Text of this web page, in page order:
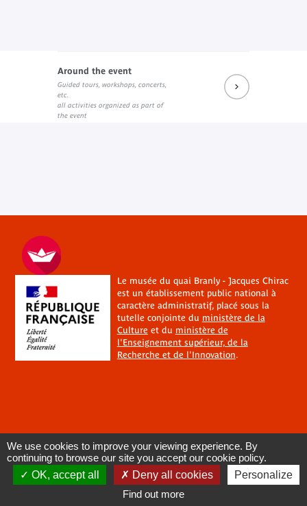
Around the event
Guided tours, workshops, concerts,
etc.
all activities organized as part of
the event
Le musée du quai Branly - Jacques Chirac
est un établissement public national à
caractère administratif, placé sous la
tutelle conjointe du ministère de la
Cultureet du ministère de
l'Enseignement supérieur, de la
Recherche et de l'Innovation.
We use cookies to improve your viewing experience. By
continuing to browse our site you accept our cookie policy.
OK, accept all
Deny all cookies
Personalize
Find out more